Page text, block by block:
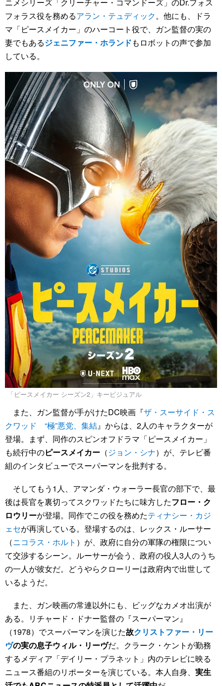
ニメシリーズ「クリーチャー・コマンドーズ」のDr.フォス
フォラス役を務めるアラン・テュディック。他にも、ドラ
マ「ピースメイカー」のハーコート役で、ガン監督の実の
妻でもあるジェニファー・ホランドもロボットの声で参加
している。
「ピースメイカー シーズン2」キービジュアル
また、ガン監督が手がけたDC映画『ザ・スーサイド・ス
クワッド “極”悪党、集結』からは、2人のキャラクターが
登場。まず、同作のスピンオフドラマ「ピースメイカー」
も続行中のピースメイカー （ジョン・シナ）が、テレビ番
組のインタビューでスーパーマンを批判する。
そしてもう1人、アマンダ・ウォーラー長官の部下で、最
後は長官を裏切ってスクワッドたちに味方したフロー・ク
ロウリーが登場。同作でこの役を務めたティナシー・カジ
ェセが再演している。登場するのは、レックス・ルーサー
（ニコラス・ホルト ）が、政府に自分の軍隊の権限につい
て交渉するシーン。ルーサーが会う、政府の役人3人のうち
の一人が彼女だ。どうやらクローリーは政府内で出世して
いるようだ。
また、ガン映画の常連以外にも、ビッグなカメオ出演が
ある。リチャード・ドナー監督の『スーパーマン』
（1978）でスーパーマンを演じた故クリストファー・リー
ヴの実の息子ウィル・リーヴだ。クラーク・ケントが勤務
するメディア「デイリー・プラネット」内のテレビに映る
ニュース番組のリポーターを演じている。本人自身、 実生